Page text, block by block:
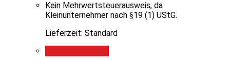
Kein Mehrwertsteuerausweis, da
Kleinunternehmer nach §19 (1) UStG.
Lieferzeit: Standard